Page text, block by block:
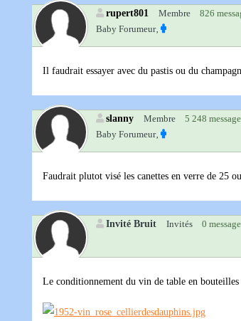
rupert801 Membre
826
Baby Forumeur‚
Il faudrait essayer avec du pastis ou du
slanny Membre
5 248
Baby Forumeur‚
Faudrait plutot visé les canettes en verre de 25
Invité Bruit Invités 0 message
Le conditionnement du vin de table en bouteilles